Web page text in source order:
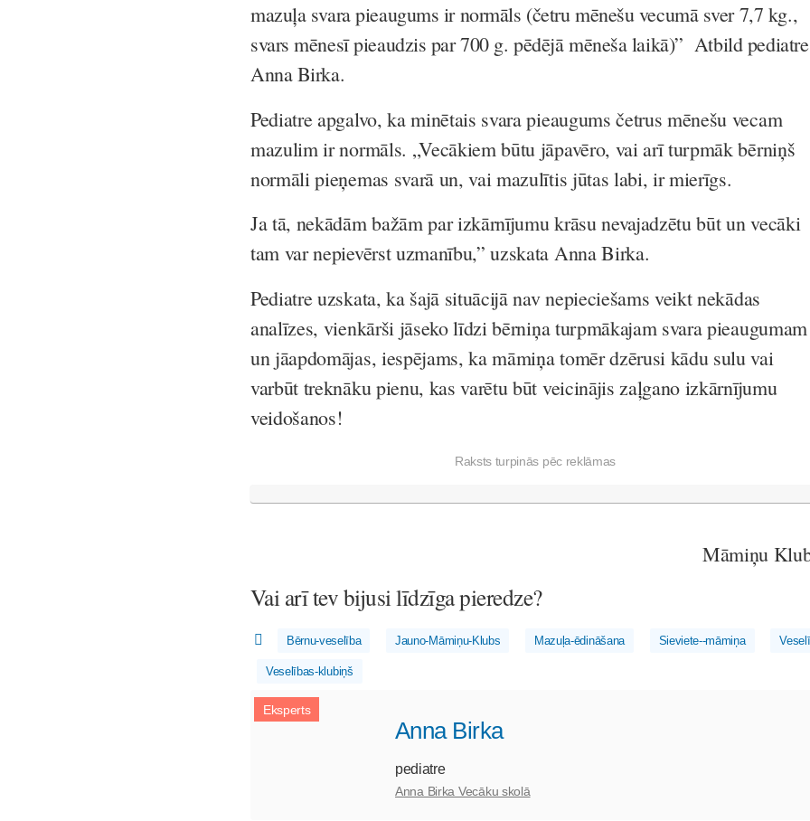
mazuļa svara pieaugums ir normāls (četru mēnešu vecumā sver 7,7 kg.,
svars mēnesī pieaudzis par 700 g. pēdējā mēneša laikā)” Atbild pediatre
Anna Birka.
Pediatre apgalvo, ka minētais svara pieaugums četrus mēnešu vecam
mazulim ir normāls. „Vecākiem būtu jāpavēro, vai arī turpmāk bērniņš
normāli pieņemas svarā un, vai mazulītis jūtas labi, ir mierīgs.
Ja tā, nekādām bažām par izkārnījumu krāsu nevajadzētu būt un vecāki
tam var nepievērst uzmanību,” uzskata Anna Birka.
Pediatre uzskata, ka šajā situācijā nav nepieciešams veikt nekādas
analīzes, vienkārši jāseko līdzi bērniņa turpmākajam svara pieaugumam
un jāapdomājas, iespējams, ka māmiņa tomēr dzērusi kādu sulu vai
varbūt treknāku pienu, kas varētu būt veicinājis zaļgano izkārnījumu
veidošanos!
Raksts turpinās pēc reklāmas
Māmiņu
Vai arī tev bijusi līdzīga pieredze?
Bērnu-veselība Jauno-Māmiņu-Klubs Mazuļa-ēdināšana Sieviete--māmiņa
Veselības-klubiņš
Eksperts
Anna Birka
pediatre
Anna Birka Vecāku skolā